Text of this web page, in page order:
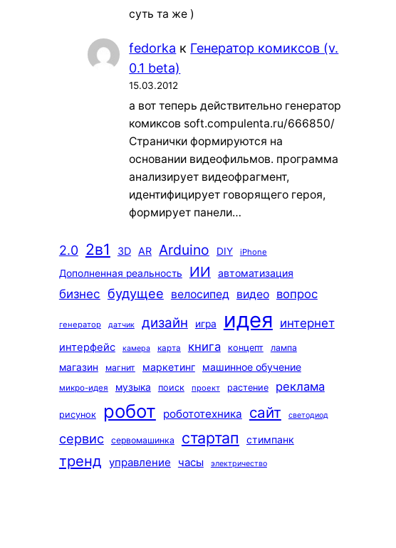
суть та же )
fedorka к Генератор комиксов (v.
0.1 beta)
15.03.2012
а вот теперь действительно генератор
комиксов soft.compulenta.ru/666850/
Странички формируются на
основании видеофильмов. программа
анализирует видеофрагмент,
идентифицирует говорящего героя,
формирует панели…
2.0 2в1 3D AR Arduino DIY iPhone
Дополненная реальность ИИ автоматизация
бизнес будущее велосипед видео вопрос
генератор датчик дизайн игра идея интернет
интерфейс камера карта книга концепт лампа
магазин магнит маркетинг машинное обучение
микро-идея музыка поиск проект растение реклама
рисунок робот робототехника сайт светодиод
сервис сервомашинка стартап стимпанк
тренд управление часы электричество